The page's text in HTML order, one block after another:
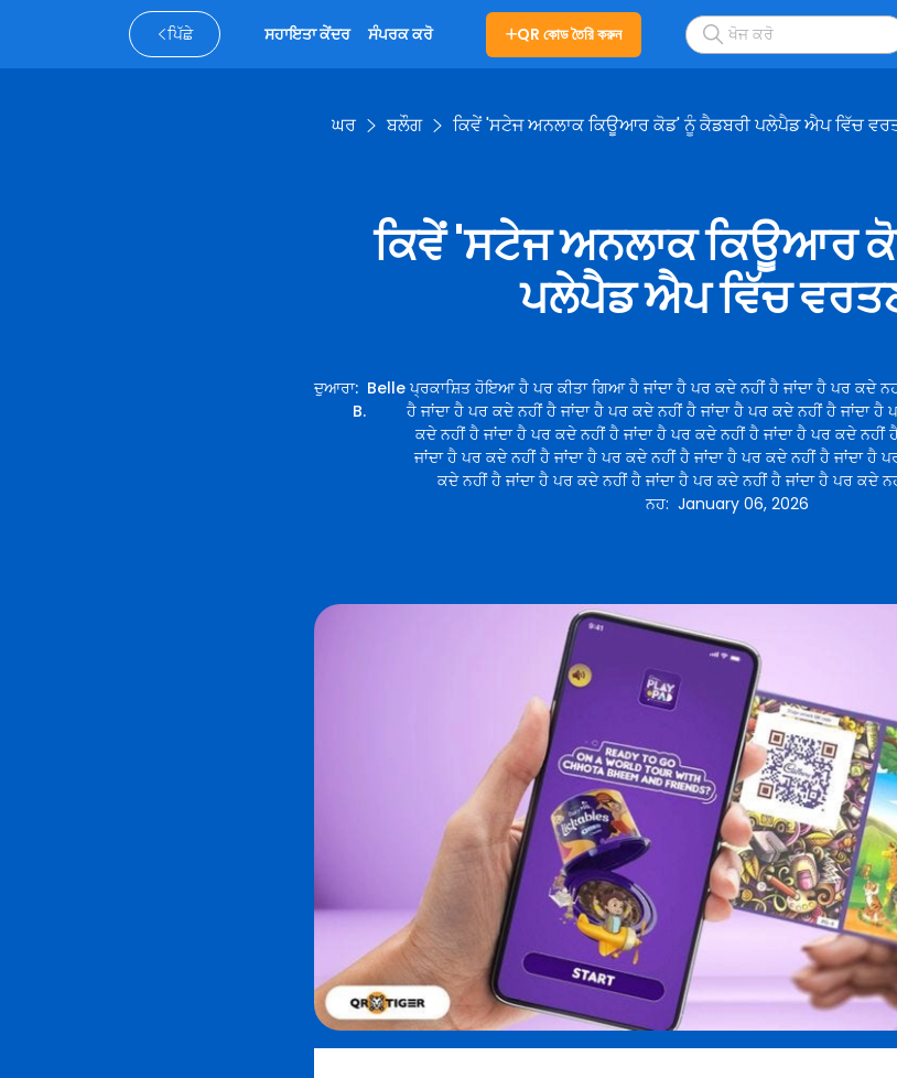
ਪਿੱਛੇ ਸਹਾਇਤਾ ਕੇਂਦਰ ਸੰਪਰਕ ਕਰੋ QR কোড তৈরি করুন
ਘਰ ਬਲੌਗ ਕਿਵੇਂ 'ਸਟੇਜ ਅਨਲਾਕ ਕਿਊਆਰ ਕੋਡ' ਨੂੰ ਕੈਡਬਰੀ ਪਲੇਪੈਡ ਐਪ ਵਿੱਚ
ਕਿਵੇਂ 'ਸਟੇਜ ਅਨਲਾਕ ਕਿਊਆਰ
ਪਲੇਪੈਡ ਐਪ ਵਿੱਚ
ਦੁਆਰਾ: Belle
B.
ਪ੍ਰਕਾਸ਼ਿਤ ਹੋਇਆ ਹੈ ਪਰ ਕੀਤਾ ਗਿਆ ਹੈ ਜਾਂਦਾ ਹੈ ਪਰ ਕਦੇ ਨਹੀਂ ਹੈ ਜਾਂਦਾ ਹੈ ਪਰ ਕਦੇ
ਹੈ ਜਾਂਦਾ ਹੈ ਪਰ ਕਦੇ ਨਹੀਂ ਹੈ ਜਾਂਦਾ ਹੈ ਪਰ ਕਦੇ ਨਹੀਂ ਹੈ ਜਾਂਦਾ ਹੈ ਪਰ ਕਦੇ ਨਹੀਂ ਹੈ ਜਾਂਦਾ ਹੈ
ਕਦੇ ਨਹੀਂ ਹੈ ਜਾਂਦਾ ਹੈ ਪਰ ਕਦੇ ਨਹੀਂ ਹੈ ਜਾਂਦਾ ਹੈ ਪਰ ਕਦੇ ਨਹੀਂ ਹੈ ਜਾਂਦਾ ਹੈ ਪਰ ਕਦੇ ਨਹੀਂ
ਜਾਂਦਾ ਹੈ ਪਰ ਕਦੇ ਨਹੀਂ ਹੈ ਜਾਂਦਾ ਹੈ ਪਰ ਕਦੇ ਨਹੀਂ ਹੈ ਜਾਂਦਾ ਹੈ ਪਰ ਕਦੇ ਨਹੀਂ ਹੈ ਜਾਂਦਾ ਹੈ
ਕਦੇ ਨਹੀਂ ਹੈ ਜਾਂਦਾ ਹੈ ਪਰ ਕਦੇ ਨਹੀਂ ਹੈ ਜਾਂਦਾ ਹੈ ਪਰ ਕਦੇ ਨਹੀਂ ਹੈ ਜਾਂਦਾ ਹੈ ਪਰ ਕਦੇ
ਨਹ:January 06, 2026